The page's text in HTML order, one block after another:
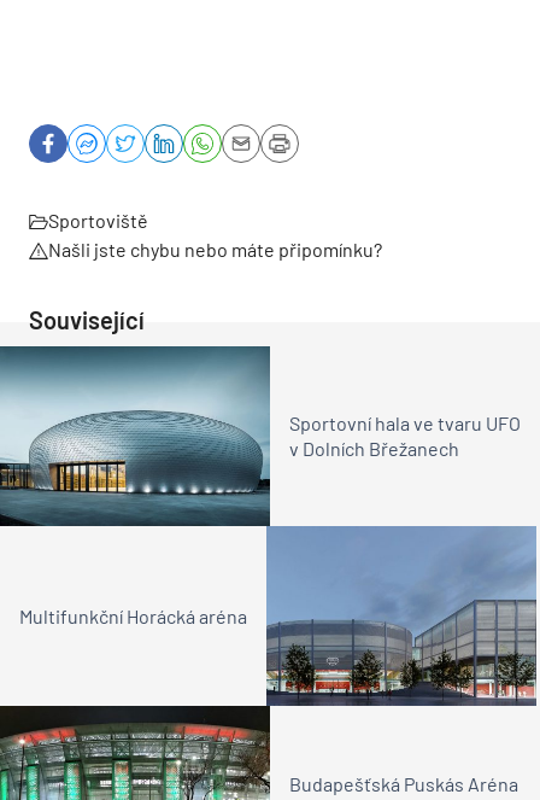
Sportoviště
Našli jste chybu nebo máte připomínku?
Související
Sportovní hala ve tvaru UFO
v Dolních Břežanech
Multifunkční Horácká aréna
Budapešťská Puskás Aréna